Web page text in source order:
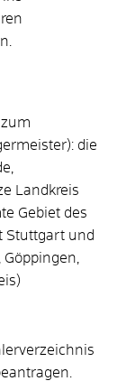
die
Landkreis
Gebiet des
Stuttgart und